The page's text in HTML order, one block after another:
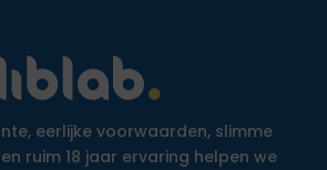
eerlijke voorwaarden, slimme
ruim 18 jaar ervaring helpen we